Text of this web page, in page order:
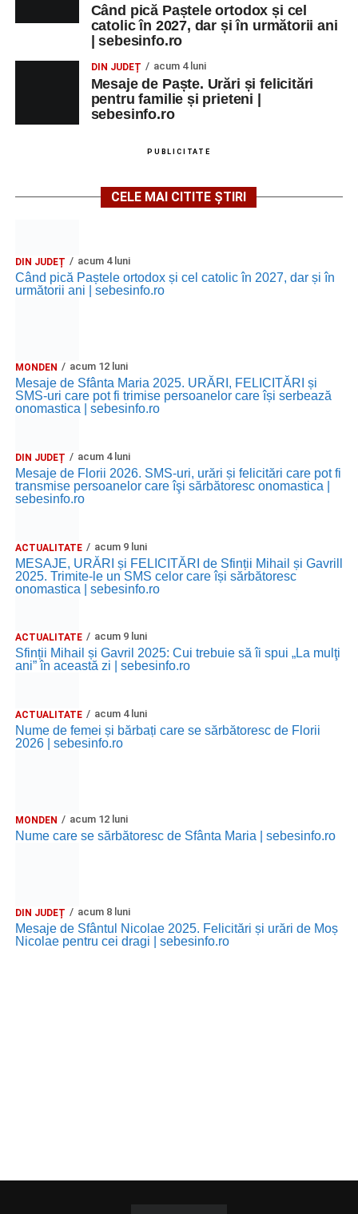
Messenger WhatsApp Twitter/X Email
Când pică Paștele ortodox și cel
catolic în 2027, dar și în următorii ani
| sebesinfo.ro
DIN JUDEȚ acum 4 luni
Mesaje de Paște. Urări și felicitări
pentru familie și prieteni |
sebesinfo.ro
PUBLICITATE
CELE MAI CITITE ȘTIRI
DIN JUDEȚ acum 4 luni
Când pică Paștele ortodox și cel catolic în 2027, dar și în
următorii ani | sebesinfo.ro
MONDEN acum 12 luni
Mesaje de Sfânta Maria 2025. URĂRI, FELICITĂRI și
SMS-uri care pot fi trimise persoanelor care își serbează
onomastica | sebesinfo.ro
DIN JUDEȚ acum 4 luni
Mesaje de Florii 2026. SMS-uri, urări și felicitări care pot fi
transmise persoanelor care îşi sărbătoresc onomastica |
sebesinfo.ro
ACTUALITATE acum 9 luni
MESAJE, URĂRI și FELICITĂRI de Sfinții Mihail și Gavrill
2025. Trimite-le un SMS celor care își sărbătoresc
onomastica | sebesinfo.ro
ACTUALITATE acum 9 luni
Sfinții Mihail și Gavril 2025: Cui trebuie să îi spui „La mulţi
ani” în această zi | sebesinfo.ro
ACTUALITATE acum 4 luni
Nume de femei și bărbați care se sărbătoresc de Florii
2026 | sebesinfo.ro
MONDEN acum 12 luni
Nume care se sărbătoresc de Sfânta Maria | sebesinfo.ro
DIN JUDEȚ acum 8 luni
Mesaje de Sfântul Nicolae 2025. Felicitări și urări de Moș
Nicolae pentru cei dragi | sebesinfo.ro